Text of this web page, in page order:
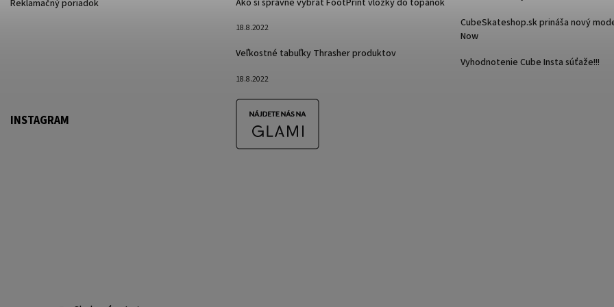
Reklamačný poriadok
18.8.2022
Veľkostné tabuľky Thrasher produktov
18.8.2022
CubeSkateshop.sk prináša nový
Now
Vyhodnotenie Cube Insta súťaže!!!
INSTAGRAM